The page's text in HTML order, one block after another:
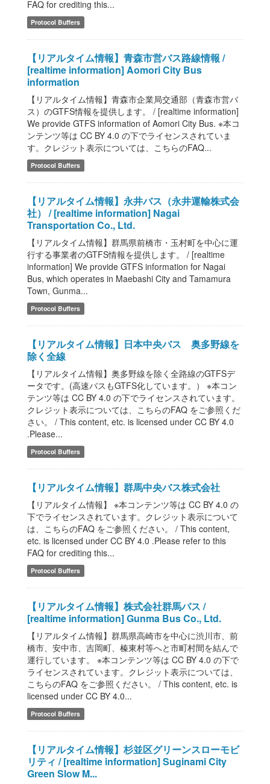
FAQ for crediting this...
Protocol Buffers
【リアルタイム情報】青森市営バス路線情報 /
[realtime information] Aomori City Bus
information
【リアルタイム情報】青森市企業局交通部（青森市営バ
ス）のGTFS情報を提供します。 / [realtime information]
We provide GTFS information of Aomori City Bus. ※本コ
ンテンツ等は CC BY 4.0 の下でライセンスされていま
す。クレジット表示については、こちらのFAQ...
Protocol Buffers
【リアルタイム情報】永井バス（永井運輸株式会
社） / [realtime information] Nagai
Transportation Co., Ltd.
【リアルタイム情報】群馬県前橋市・玉村町を中心に運
行する事業者のGTFS情報を提供します。 / [realtime
information] We provide GTFS information for Nagai
Bus, which operates in Maebashi City and Tamamura
Town, Gunma...
Protocol Buffers
【リアルタイム情報】日本中央バス 奥多野線を
除く全線
【リアルタイム情報】奥多野線を除く全路線のGTFSデ
ータです。(高速バスもGTFS化しています。） ※本コン
テンツ等は CC BY 4.0 の下でライセンスされています。
クレジット表示については、こちらのFAQ をご参照くだ
さい。 / This content, etc. is licensed under CC BY 4.0
.Please...
Protocol Buffers
【リアルタイム情報】群馬中央バス株式会社
【リアルタイム情報】 ※本コンテンツ等は CC BY 4.0 の
下でライセンスされています。クレジット表示について
は、こちらのFAQ をご参照ください。 / This content,
etc. is licensed under CC BY 4.0 .Please refer to this
FAQ for crediting this...
Protocol Buffers
【リアルタイム情報】株式会社群馬バス /
[realtime information] Gunma Bus Co., Ltd.
【リアルタイム情報】群馬県高崎市を中心に渋川市、前
橋市、安中市、吉岡町、榛東村等へと市町村間を結んで
運行しています。 ※本コンテンツ等は CC BY 4.0 の下で
ライセンスされています。クレジット表示については、
こちらのFAQ をご参照ください。 / This content, etc. is
licensed under CC BY 4.0...
Protocol Buffers
【リアルタイム情報】杉並区グリーンスローモビ
リティ / [realtime information] Suginami City
Green Slow M...